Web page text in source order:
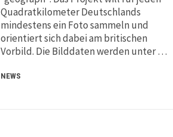
Quadratkilometer Deutschlands
mindestens ein Foto sammeln und
orientiert sich dabei am britischen
Vorbild. Die Bilddaten werden unter …
NEWS